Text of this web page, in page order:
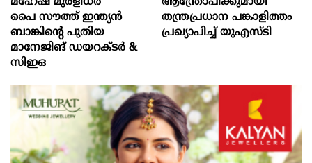
പൈ സൗത്ത് ഇന്ത്യൻ
ബാങ്കിന്റെ പുതിയ
മാനേജിങ് ഡയറക്ടർ &
സിഇഒ
തന്ത്രപ്രധാന പങ്കാളിത്തം
പ്രഖ്യാപിച്ച് യു‌എസ്‌ടി